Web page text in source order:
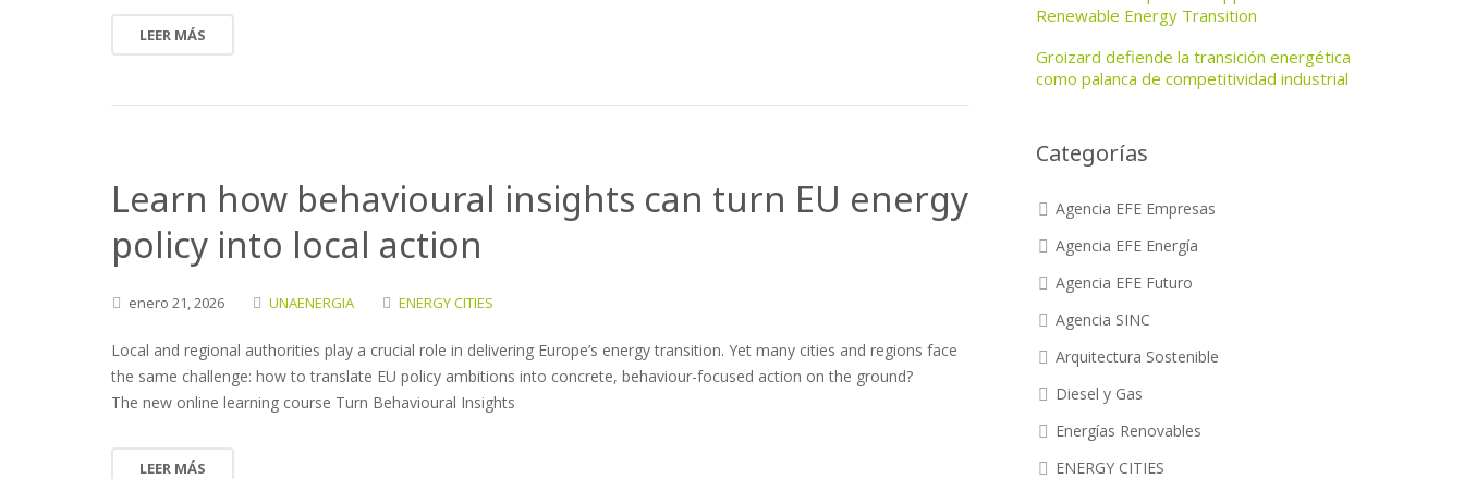
LEER MÁS
Learn how behavioural insights can turn EU energy
policy into local action
enero 21,2026 UNAENERGIA ENERGY CITIES
Local and regional authorities play a crucial role in delivering Europe’s energy transition. Yet many cities and regions face
the same challenge: how to translate EU policy ambitions into concrete, behaviour-focused action on the ground?
The new online learning course Turn Behavioural Insights
LEER MÁS
Renewable Energy Transition
Groizard defiende la transición energética
como palanca de competitividad industrial
Categorías
Agencia EFE Empresas
Agencia EFE Energía
Agencia EFE Futuro
Agencia SINC
Arquitectura Sostenible
Diesel y Gas
Energías Renovables
ENERGY CITIES